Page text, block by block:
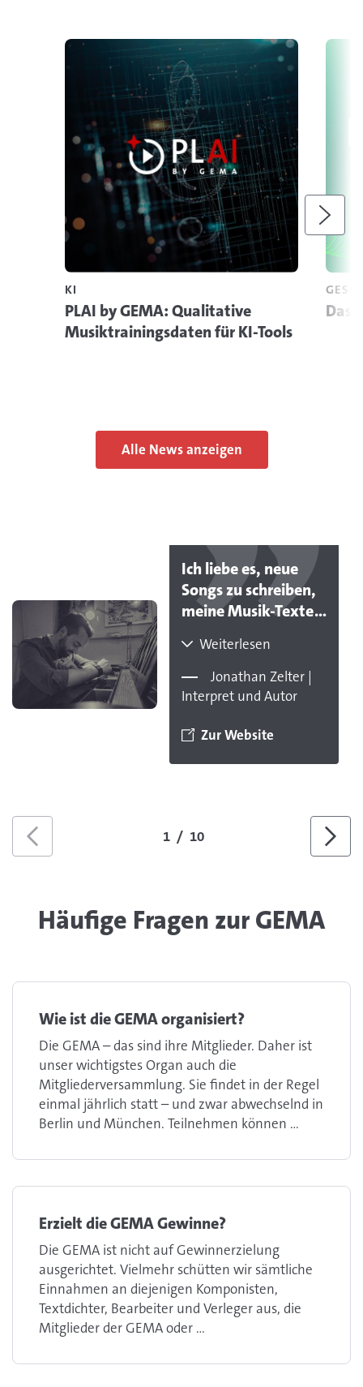
Weiter
KI
PLAI by GEMA: Qualitative
Musiktrainingsdaten für KI-Tools
Das
Alle News anzeigen
Ich liebe es, neue
Songs zu schreiben,
meine Musik-Texte
im TV zu sehen oder
live zu erleben -
darauf bin ich jedes
stolz. Damit ich von
die GEMA an meiner
Seite.
Weiterlesen
Jonathan Zelter |
Interpret und Autor
Zur Website
Zurück 1 / 10
Häufige Fragen zur GEMA
Wie ist die GEMA organisiert?
Die GEMA – das sind ihre Mitglieder. Daher ist
unser wichtigstes Organ auch die
Mitgliederversammlung. Sie findet in der Regel
einmal jährlich statt – und zwar abwechselnd in
Berlin und München. Teilnehmen können ...
Erzielt die GEMA Gewinne?
Die GEMA ist nicht auf Gewinnerzielung
ausgerichtet. Vielmehr schütten wir sämtliche
Einnahmen an diejenigen Komponisten,
Textdichter, Bearbeiter und Verleger aus, die
Mitglieder der GEMA oder ...